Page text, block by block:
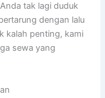
tak lagi duduk
dengan lalu
kalah penting, kami
sewa yang